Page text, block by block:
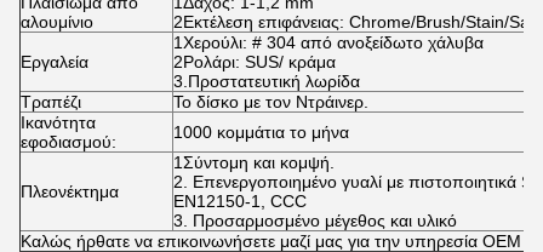
αλουμίνιο
2Εκτέλεση επιφάνειας: Chrome/Brush/Stain/
Εργαλεία
1Χερούλι: # 304 από ανοξείδωτο χάλυβα
2Ρολάρι: SUS/ κράμα
3.Προστατευτική λωρίδα
Τραπέζι
Το δίσκο με τον Ντράινερ.
Ικανότητα
εφοδιασμού:
1000 κομμάτια το μήνα
Πλεονέκτημα
1Σύντομη και κομψή.
2. Επενεργοποιημένο γυαλί με πιστοποιητικά
EN12150-1, CCC
3. Προσαρμοσμένο μέγεθος και υλικό
Καλώς ήρθατε να επικοινωνήσετε μαζί μας για την υπηρεσία OEM